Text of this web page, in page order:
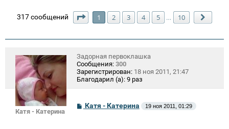
317 сообщений Страница из
1 2 3 4 5 … 10
Катя - Катерина
Задорная первоклашка
Сообщения: 300
Зарегистрирован: 18 ноя 2011, 21:47
Благодарил (а): 9 раз
СКатя - Катерина 19 ноя 2011, 01:29